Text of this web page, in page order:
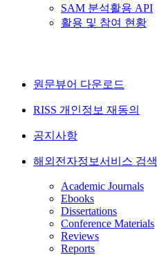
SAM 분석활용 API
활용 및 참여 현황
원문뷰어 다운로드
RISS 개인정보 재동의
공지사항
해외전자정보서비스 검색
Academic Journals
Ebooks
Dissertations
Conference Materials
Reviews
Reports